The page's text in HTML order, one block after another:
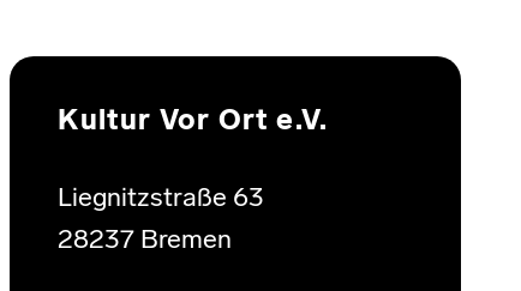
Kultur Vor Ort e.V.
Liegnitzstraße 63
28237 Bremen